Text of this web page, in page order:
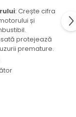
: Crește cifra
și
protejează
premature.